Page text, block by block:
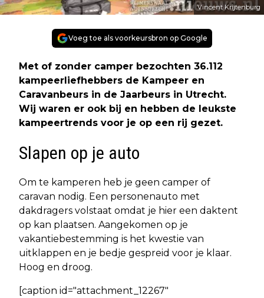
Vincent Krijtenburg
Voeg toe als voorkeursbron op Google
Met of zonder camper bezochten 36.112
kampeerliefhebbers de Kampeer en
Caravanbeurs in de Jaarbeurs in Utrecht.
Wij waren er ook bij en hebben de leukste
kampeertrends voor je op een rij gezet.
Slapen op je auto
Om te kamperen heb je geen camper of
caravan nodig. Een personenauto met
dakdragers volstaat omdat je hier een daktent
op kan plaatsen. Aangekomen op je
vakantiebestemming is het kwestie van
uitklappen en je bedje gespreid voor je klaar.
Hoog en droog.
[caption id="attachment_12267"